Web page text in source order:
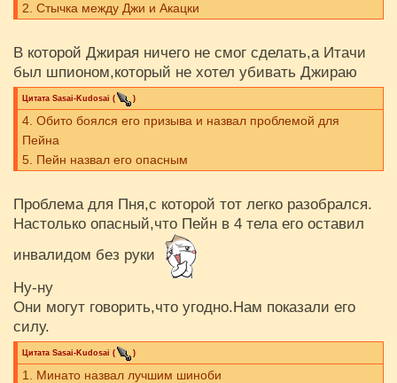
2. Стычка между Джи и Акацки
В которой Джирая ничего не смог сделать,а Итачи
был шпионом,который не хотел убивать Джираю
Цитата Sasai-Kudosai ( )
4. Обито боялся его призыва и назвал проблемой для
Пейна
5. Пейн назвал его опасным
Проблема для Пня,с которой тот легко разобрался.
Настолько опасный,что Пейн в 4 тела его оставил
инвалидом без руки
Ну-ну
Они могут говорить,что угодно.Нам показали его
силу.
Цитата Sasai-Kudosai ( )
1. Минато назвал лучшим шиноби